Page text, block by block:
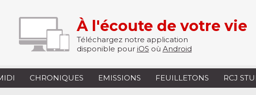
À l'écoute de votre vie
Téléchargez notre application
disponible pour iOS où Android
CHRONIQUES EMISSIONS FEUILLETONS RCJ